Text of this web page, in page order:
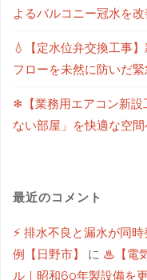
よるバルコニー冠水を
💧【定水位弁交換工事
フローを未然に防いだ
❄【業務用エアコン新設
ない部屋」を快適な空
最近のコメント
⚡ 排水不良と漏水が同
例【日野市】
に ♨【電
ル｜昭和60年製設備を